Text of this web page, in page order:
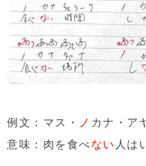
例文：マス・ ノ カナ・ア
意味：肉を食べない 人は